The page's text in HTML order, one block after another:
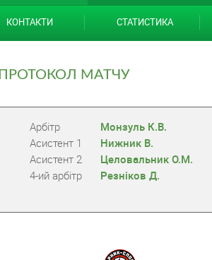
КОНТАКТИ СТАТИСТИКА
ПРОТОКОЛ МАТЧУ
Арбітр
Монзуль К.В.
Асистент 1
Нижник В.
Асистент 2
Целовальник О.М.
4-ий арбітр
Резніков Д.